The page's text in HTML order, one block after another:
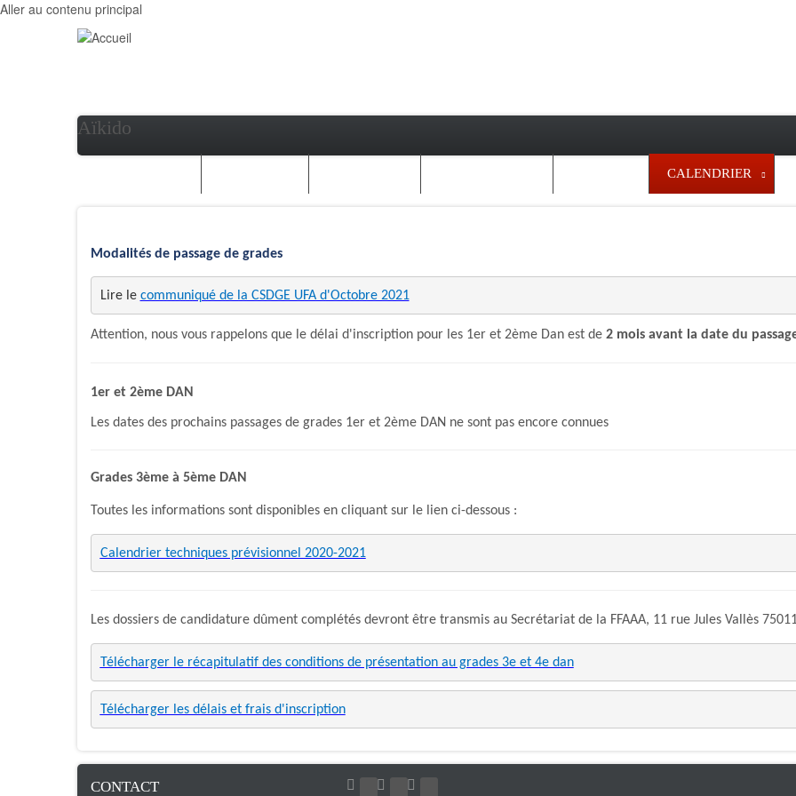
Aller au contenu principal
Aïkido
CALENDRIER
Modalités de passage de grades
Lire le communiqué de la CSDGE UFA d'Octobre 2021
Attention, nous vous rappelons que le délai d'inscription pour les 1er et 2ème Dan est de 2 mois avant la date du
1er et 2ème DAN
Les dates des prochains passages de grades 1er et 2ème DAN ne sont pas encore connues
Grades 3ème à 5ème DAN
Toutes les informations sont disponibles en cliquant sur le lien ci-dessous :
Calendrier techniques prévisionnel 2020-2021
Les dossiers de candidature dûment complétés devront être transmis au Secrétariat de la FFAAA, 11 rue Jules Vallès 75011
Télécharger le récapitulatif des conditions de présentation au grades 3e et 4e dan
Télécharger les délais et frais d'inscription
CONTACT